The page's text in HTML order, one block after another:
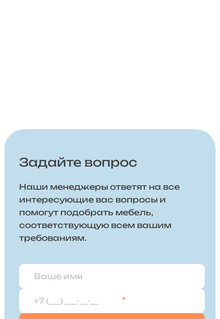
Задайте вопрос
Наши менеджеры ответят на все
интересующие вас вопросы и
помогут подобрать мебель,
соответствующую всем вашим
требованиям.
*